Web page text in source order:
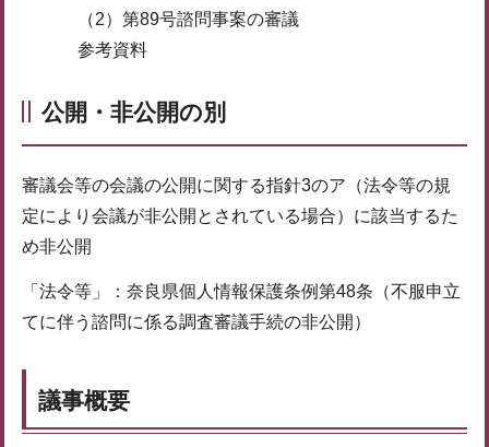
（2）第89号諮問事案の審議
参考資料
公開・非公開の別
審議会等の会議の公開に関する指針3のア（法令等の規
定により会議が非公開とされている場合）に該当するた
め非公開
「法令等」：奈良県個人情報保護条例第48条（不服申立
てに伴う諮問に係る調査審議手続の非公開）
議事概要